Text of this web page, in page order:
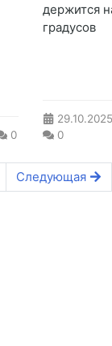
0
держится
градусов
29.10.2025
0
Следующая